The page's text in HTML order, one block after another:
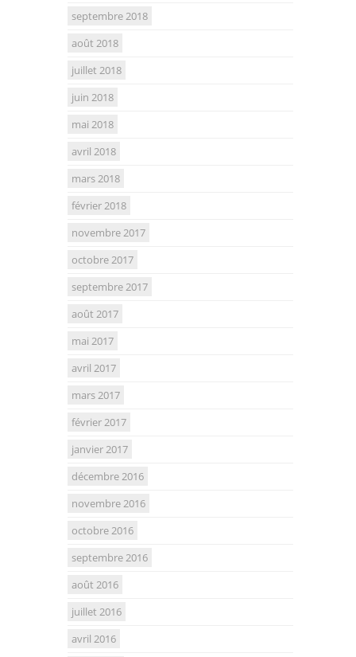
septembre 2018
août 2018
juillet 2018
juin 2018
mai 2018
avril 2018
mars 2018
février 2018
novembre 2017
octobre 2017
septembre 2017
août 2017
mai 2017
avril 2017
mars 2017
février 2017
janvier 2017
décembre 2016
novembre 2016
octobre 2016
septembre 2016
août 2016
juillet 2016
avril 2016